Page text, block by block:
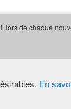
lors de chaque
En